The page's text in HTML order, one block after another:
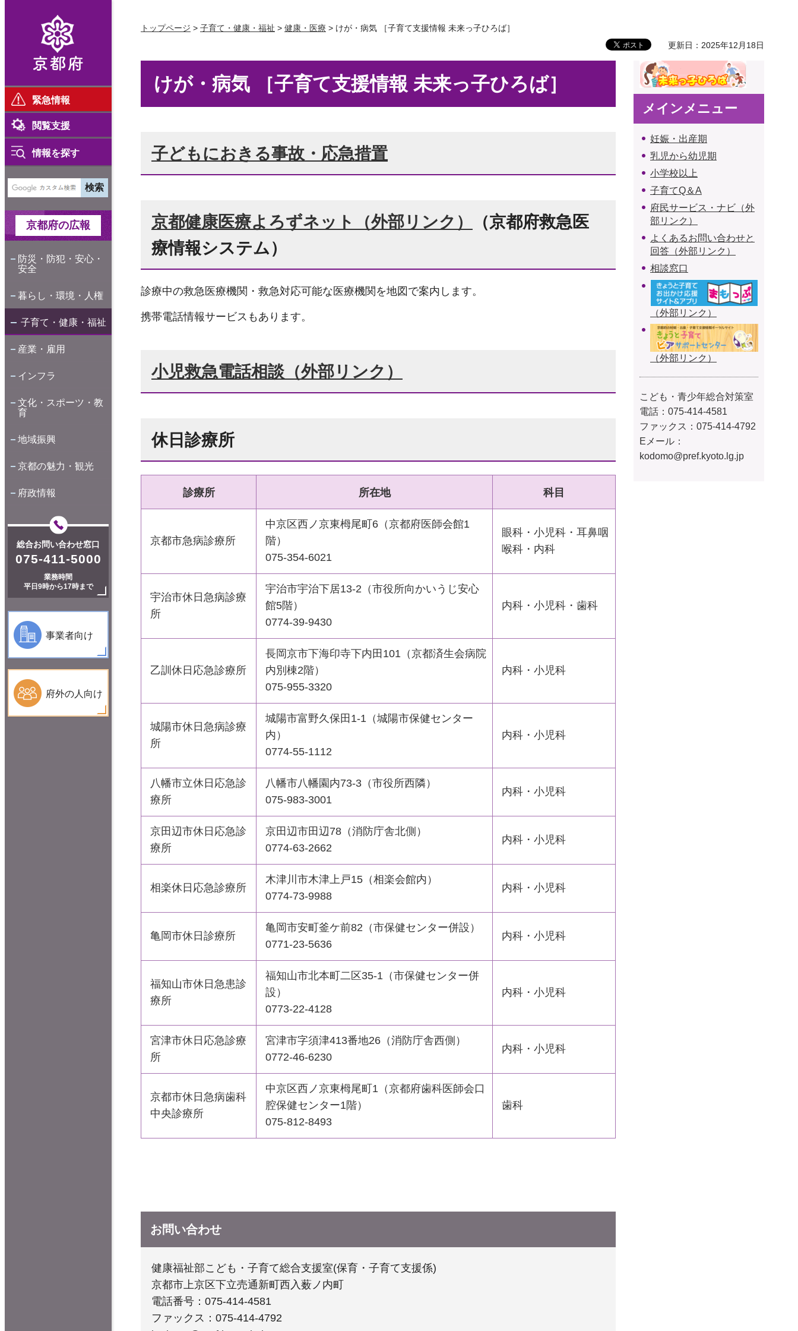
緊急情報
閲覧支援
情報を探す
京都府の広報
防災・防犯・安心・
安全
暮らし・環境・人権
子育て・健康・福祉
産業・雇用
インフラ
文化・スポーツ・教
育
地域振興
京都の魅力・観光
府政情報
総合お問い合わせ窓口
075-411-5000
業務時間
平日9時から17時まで
事業者向け
府外の人向け
トップページ > 子育て・健康・福祉 > 健康・医療 > けが・病気 ［子育て支援情報 未来っ子ひろば］
更新日：2025年12月18日
けが・病気 ［子育て支援情報 未来っ子ひろば］
子どもにおきる事故・応急措置
京都健康医療よろずネット（外部リンク）
（京都府救急医
療情報システム）
診療中の救急医療機関・救急対応可能な医療機関を地図で案内します。
携帯電話情報サービスもあります。
小児救急電話相談（外部リンク）
休日診療所
診療所 所在地 科目
京都市急病診療所
中京区西ノ京東栂尾町6（京都府医師会館1
階）
075-354-6021
眼科・小児科・耳鼻咽
喉科・内科
宇治市休日急病診療
所
宇治市宇治下居13-2（市役所向かいうじ安心
館5階）
0774-39-9430
内科・小児科・歯科
乙訓休日応急診療所
長岡京市下海印寺下内田101（京都済生会病院
内別棟2階）
075-955-3320
内科・小児科
城陽市休日急病診療
所
城陽市富野久保田1-1（城陽市保健センター
内）
0774-55-1112
内科・小児科
八幡市立休日応急診
療所
八幡市八幡園内73-3（市役所西隣）
075-983-3001
内科・小児科
京田辺市休日応急診
療所
京田辺市田辺78（消防庁舎北側）
0774-63-2662
内科・小児科
相楽休日応急診療所
木津川市木津上戸15（相楽会館内）
0774-73-9988
内科・小児科
亀岡市休日診療所
亀岡市安町釜ケ前82（市保健センター併設）
0771-23-5636
内科・小児科
福知山市休日急患診
療所
福知山市北本町二区35-1（市保健センター併
設）
0773-22-4128
内科・小児科
宮津市休日応急診療
所
宮津市字須津413番地26（消防庁舎西側）
0772-46-6230
内科・小児科
京都市休日急病歯科
中央診療所
中京区西ノ京東栂尾町1（京都府歯科医師会口
腔保健センター1階）
075-812-8493
歯科
お問い合わせ
健康福祉部こども・子育て総合支援室(保育・子育て支援係)
京都市上京区下立売通新町西入薮ノ内町
電話番号：075-414-4581
ファックス：075-414-4792
メインメニュー
妊娠・出産期
乳児から幼児期
小学校以上
子育てQ＆A
府民サービス・ナビ（外
部リンク）
よくあるお問い合わせと
回答（外部リンク）
相談窓口
（外部リンク）
（外部リンク）
こども・青少年総合対策室
電話： 075-414-4581
ファックス：075-414-4792
Eメール：
kodomo@pref.kyoto.lg.jp